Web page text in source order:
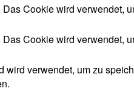
Cookie wird verwendet,
Cookie wird verwendet,
verwendet, um zu